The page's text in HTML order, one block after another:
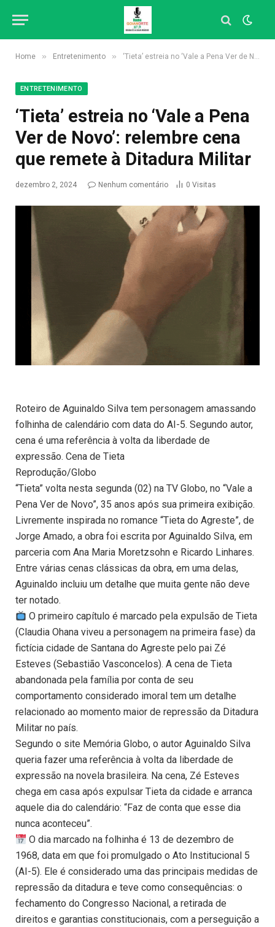
Home » Entretenimento » ‘Tieta’ estreia no ‘Vale a Pena Ver de Novo’: relembre cena que remete à Ditadura Militar
ENTRETENIMENTO
‘Tieta’ estreia no ‘Vale a Pena
Ver de Novo’: relembre cena
que remete à Ditadura Militar
dezembro 2, 2024 Nenhum comentário 0 Visitas
Roteiro de Aguinaldo Silva tem personagem amassando
folhinha de calendário com data do AI-5. Segundo autor,
cena é uma referência à volta da liberdade de
expressão. Cena de Tieta
Reprodução/Globo
“Tieta” volta nesta segunda (02) na TV Globo, no “Vale a
Pena Ver de Novo”, 35 anos após sua primeira exibição.
Livremente inspirada no romance “Tieta do Agreste”, de
Jorge Amado, a obra foi escrita por Aguinaldo Silva, em
parceria com Ana Maria Moretzsohn e Ricardo Linhares.
Entre várias cenas clássicas da obra, em uma delas,
Aguinaldo incluiu um detalhe que muita gente não deve
ter notado.
O primeiro capítulo é marcado pela expulsão de Tieta
(Claudia Ohana viveu a personagem na primeira fase) da
fictícia cidade de Santana do Agreste pelo pai Zé
Esteves (Sebastião Vasconcelos). A cena de Tieta
abandonada pela família por conta de seu
comportamento considerado imoral tem um detalhe
relacionado ao momento maior de repressão da Ditadura
Militar no país.
Segundo o site Memória Globo, o autor Aguinaldo Silva
queria fazer uma referência à volta da liberdade de
expressão na novela brasileira. Na cena, Zé Esteves
chega em casa após expulsar Tieta da cidade e arranca
aquele dia do calendário: “Faz de conta que esse dia
nunca aconteceu”.
O dia marcado na folhinha é 13 de dezembro de
1968, data em que foi promulgado o Ato Institucional 5
(AI-5). Ele é considerado uma das principais medidas de
repressão da ditadura e teve como consequências: o
fechamento do Congresso Nacional, a retirada de
direitos e garantias constitucionais, com a perseguição a